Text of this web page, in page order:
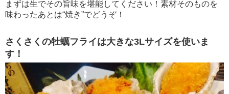
まずは生でその旨味を堪能してください！素材そのものを
味わったあとは“焼き”でどうぞ！
さくさくの牡蠣フライは大きな3Lサイズを使いま
す！